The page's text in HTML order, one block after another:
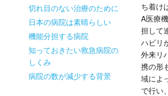
切れ目のない治療のために
日本の病院は素晴らしい
機能分担する病院
知っておきたい救急病院の
しくみ
病院の数が減少する背景
ち着け
A医療
担して
ハビリ
外来リ
携の形
域によ
で行い